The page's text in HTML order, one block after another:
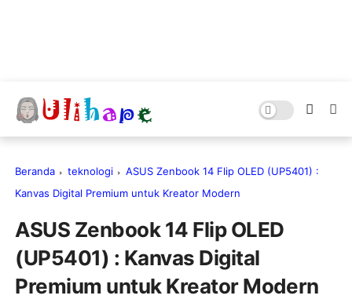
Beranda teknologi
ASUS Zenbook 14 Flip OLED (UP5401) :
Kanvas Digital Premium untuk Kreator Modern
ASUS Zenbook 14 Flip OLED
(UP5401) : Kanvas Digital
Premium untuk Kreator Modern